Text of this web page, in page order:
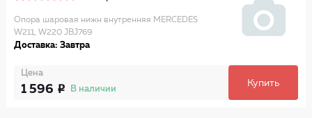
Опора шаровая нижн внутренняя MERCEDES
W211, W220 JBJ769
Доставка: Завтра
Цена
1 596 В наличии
Купить